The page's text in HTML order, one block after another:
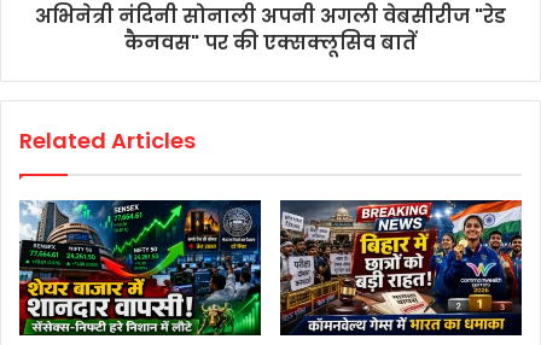
अभिनेत्री नंदिनी सोनाली अपनी अगली वेबसीरीज "रेड
कैनवस" पर की एक्सक्लूसिव बातें
Related Articles